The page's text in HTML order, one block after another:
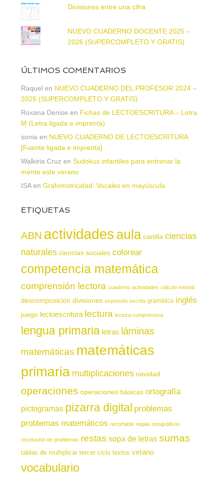
Divisiones entre una cifra
NUEVO CUADERNO DOCENTE 2025 –
2026 (SUPERCOMPLETO Y GRATIS)
ÚLTIMOS COMENTARIOS
Raquel en NUEVO CUADERNO DEL PROFESOR 2024 –
2025 (SUPERCOMPLETO Y GRATIS)
Roxana Denise en Fichas de LECTOESCRITURA – Letra
M (Letra ligada e imprenta)
sonia en NUEVO CUADERNO DE LECTOESCRITURA
[Fuente ligada e imprenta]
Walkiria Cruz en Sudokus infantiles para entrenar la
mente este verano
ISAen Grafomotricidad. Vocales en mayúscula
ETIQUETAS
ABN actividadesaula cartilla ciencias
naturales ciencias sociales colorear
competencia matemática
comprensión lectora cuaderno actividades cálculo mental
descomposición divisiones expresión escrita gramática inglés
juego lectoescritura lectura lectura comprensiva
lengua primaria letras láminas
matemáticas matemáticas
primaria multiplicaciones navidad
operaciones operaciones básicas ortografía
pictogramas pizarra digital problemas
problemas matemáticos recortable reglas ortográficas
resolución de problemas restas sopa de letras sumas
tablas de multiplicar tercer ciclo textos verano
vocabulario